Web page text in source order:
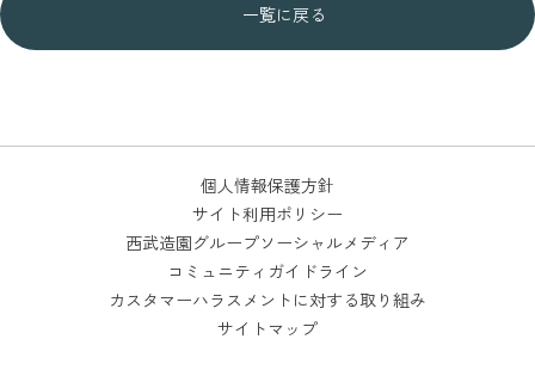
一覧に戻る
個人情報保護方針
サイト利用ポリシー
西武造園グループソーシャルメディア
コミュニティガイドライン
カスタマーハラスメントに対する取り組み
サイトマップ